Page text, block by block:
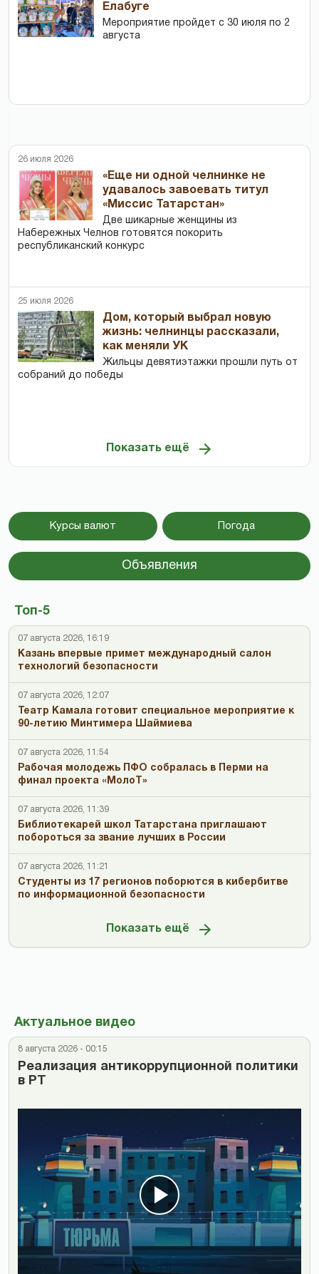
Елабуге
Мероприятие пройдет с 30 июля по 2
августа
26 июля 2026
«Еще ни одной челнинке не
удавалось завоевать титул
«Миссис Татарстан»
Две шикарные женщины из
Набережных Челнов готовятся покорить
республиканский конкурс
25 июля 2026
Дом, который выбрал новую
жизнь: челнинцы рассказали,
как меняли УК
Жильцы девятиэтажки прошли путь от
собраний до победы
Показать ещё
Курсы валют Погода
Объявления
Топ-5
07 августа 2026, 16:19
Казань впервые примет международный салон
технологий безопасности
07 августа 2026, 12:07
Театр Камала готовит специальное мероприятие к
90-летию Минтимера Шаймиева
07 августа 2026, 11:54
Рабочая молодежь ПФО собралась в Перми на
финал проекта «МолоТ»
07 августа 2026, 11:39
Библиотекарей школ Татарстана приглашают
побороться за звание лучших в России
07 августа 2026, 11:21
Студенты из 17 регионов поборются в кибербитве
по информационной безопасности
Показать ещё
Актуальное видео
8 августа 2026 - 00:15
Реализация антикоррупционной политики
в РТ